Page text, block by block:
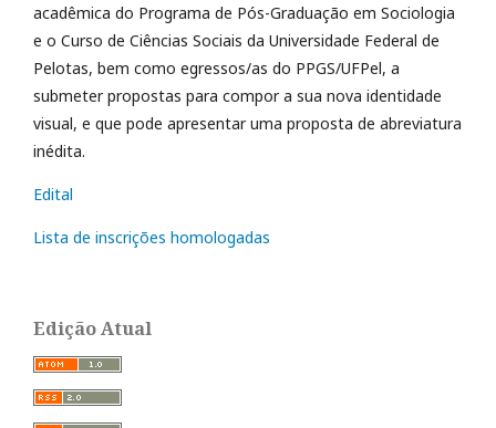
acadêmica do Programa de Pós-Graduação em Sociologia
e o Curso de Ciências Sociais da Universidade Federal de
Pelotas, bem como egressos/as do PPGS/UFPel, a
submeter propostas para compor a sua nova identidade
visual, e que pode apresentar uma proposta de abreviatura
inédita.
Edital
Lista de inscrições homologadas
Edição Atual